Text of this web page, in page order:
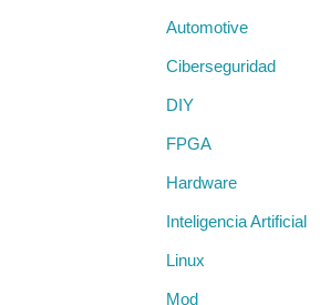
Automotive
Ciberseguridad
DIY
FPGA
Hardware
Inteligencia Artificial
Linux
Mod